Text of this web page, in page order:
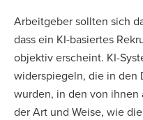
Arbeitgeber sollten sich
dass ein KI-basiertes
objektiv erscheint. KI-
widerspiegeln, die in den
wurden, in den von
der Art und Weise, wie